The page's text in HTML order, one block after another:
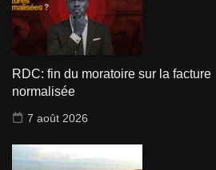
RDC: fin du moratoire sur la facture
normalisée
7 août 2026